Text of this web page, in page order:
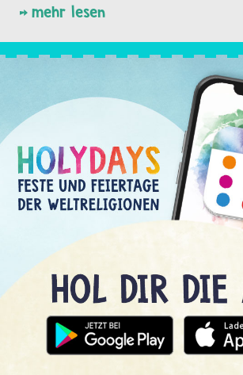
mehr lesen